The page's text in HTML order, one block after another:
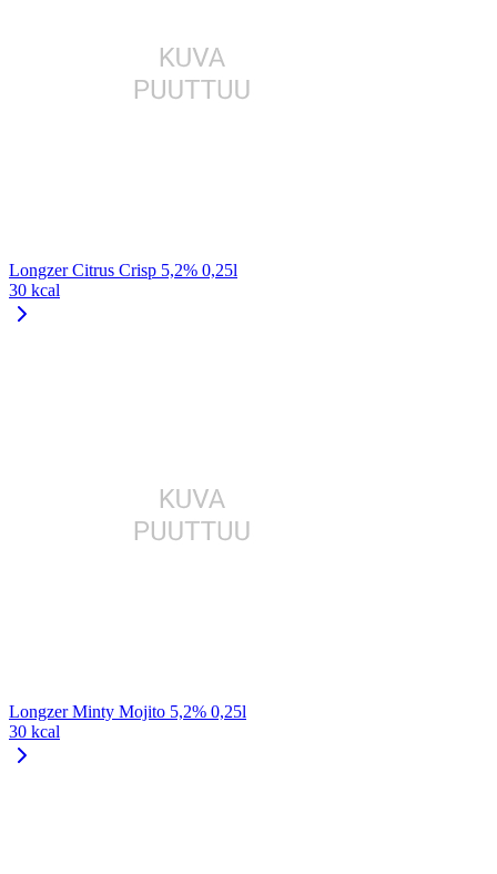
Longzer Citrus Crisp 5,2% 0,25l
30 kcal
Longzer Minty Mojito 5,2% 0,25l
30 kcal